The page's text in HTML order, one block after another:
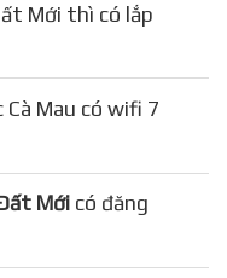
Mới thì có lắp
Cà Mau có wifi 7
Mới có đăng